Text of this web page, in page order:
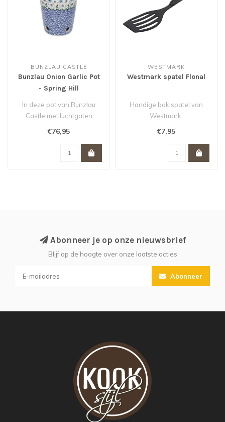
BUNZLAU CASTLE
Bunzlau Onion Garlic Pot
- Spring Hill
In deze pot van Bunzlau
Castle met luchtgaten
blijven jouw uien of knoflook
€76,95
WESTMARK
Westmark spatel Flonal
Handige bak spatel van
Westmark.
€7,95
Abonneer je op onze nieuwsbrief
Blijf op de hoogte over onze laatste acties
Abonneer